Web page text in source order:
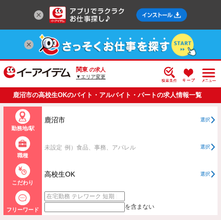
関東 の求人
▼エリア変更
鹿沼市の高校生OKのバイト・アルバイト・パートの求人情報一覧
勤務地/駅
鹿沼市 選択
職種
未設定 例）食品、事務、アパレル 選択
こだわり
高校生OK 選択
フリーワード を含まない